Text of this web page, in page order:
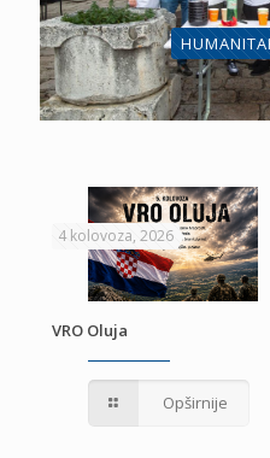
4 kolovoza, 2026
VRO Oluja
Opširnije